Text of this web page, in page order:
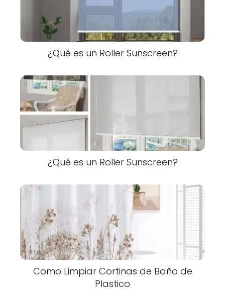
¿Qué es un Roller Sunscreen?
¿Qué es un Roller Sunscreen?
Como Limpiar Cortinas de Baño de
Plastico